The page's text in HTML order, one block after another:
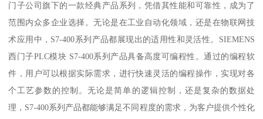
门子公司旗下的一款经典产品系列，凭借其性能和可靠性，成为了
范围内众多企业选择。无论是在工业自动化领域，还是在物联网技
术应用中，S7-400系列产品都展现出的适用性和灵活性。SIEMENS
西门子PLC模块 S7-400系列产品具备高度可编程性。通过的编程软
件，用户可以根据实际需求，进行快速灵活的编程操作，实现对各
个工艺参数的控制。无论是简单的逻辑控制，还是复杂的数据处
理，S7-400系列产品都能够满足不同程度的需求，为客户提供个性化